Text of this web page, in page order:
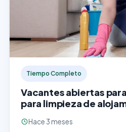
Tiempo Completo
Vacantes abiertas
para limpieza de
Hace 3 meses